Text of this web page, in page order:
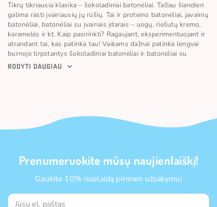
Tikrų tikriausia klasika – šokoladiniai batonėliai. Tačiau šiandien
galima rasti įvairiausių jų rūšių. Tai ir proteino batonėliai, javainių
batonėliai, batonėliai su įvairiais įdarais – uogų, riešutų kremo,
karamelės ir kt. Kaip pasirinkti? Ragaujant, eksperimentuojant ir
atrandant tai, kas patinka tau! Vaikams dažnai patinka lengvai
burnoje tirpstantys šokoladiniai batonėliai ir batonėliai su
minkštu įdaru. Paaugliai ir suaugusieji vertina traškų riešutų ir
REESE’S tobulai tiks karamelės mėgėjams. Riešutų sviestas,
skrudinti žemės riešutai, karamelė ir šokoladas. Nuodėmės
dydžio REESE’S STICK patiks dievinantiems vaflinius skanėstus.
RODYTI DAUGIAU
Prenumeruokite mūsų naujienlaiškį!
Gaukite 10% nuolaidą pirmam užsakymui